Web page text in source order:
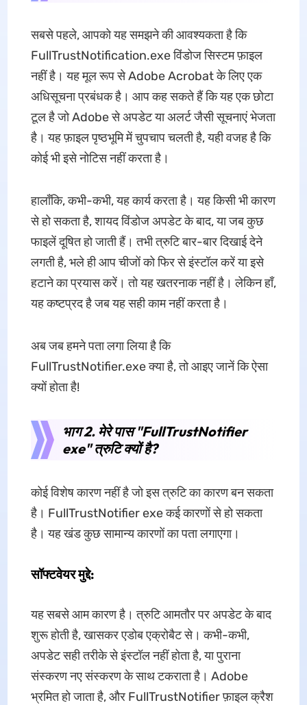
सबसे पहले, आपको यह समझने की आवश्यकता है कि
FullTrustNotification.exe विंडोज सिस्टम फ़ाइल
नहीं है। यह मूल रूप से Adobe Acrobat के लिए एक
अधिसूचना प्रबंधक है। आप कह सकते हैं कि यह एक छोटा
टूल है जो Adobe से अपडेट या अलर्ट जैसी सूचनाएं भेजता
है। यह फ़ाइल पृष्ठभूमि में चुपचाप चलती है, यही वजह है कि
कोई भी इसे नोटिस नहीं करता है।
हालाँकि, कभी-कभी, यह कार्य करता है। यह किसी भी कारण
से हो सकता है, शायद विंडोज अपडेट के बाद, या जब कुछ
फाइलें दूषित हो जाती हैं। तभी त्रुटि बार-बार दिखाई देने
लगती है, भले ही आप चीजों को फिर से इंस्टॉल करें या इसे
हटाने का प्रयास करें। तो यह खतरनाक नहीं है। लेकिन हाँ,
यह कष्टप्रद है जब यह सही काम नहीं करता है।
अब जब हमने पता लगा लिया है कि
FullTrustNotifier.exe क्या है, तो आइए जानें कि ऐसा
क्यों होता है!
भाग 2. मेरे पास "FullTrustNotifier
exe" त्रुटि क्यों है?
कोई विशेष कारण नहीं है जो इस त्रुटि का कारण बन सकता
है। FullTrustNotifier exe कई कारणों से हो सकता
है। यह खंड कुछ सामान्य कारणों का पता लगाएगा।
सॉफ्टवेयर मुद्दे:
यह सबसे आम कारण है। त्रुटि आमतौर पर अपडेट के बाद
शुरू होती है, खासकर एडोब एक्रोबैट से। कभी-कभी,
अपडेट सही तरीके से इंस्टॉल नहीं होता है, या पुराना
संस्करण नए संस्करण के साथ टकराता है। Adobe
भ्रमित हो जाता है, और FullTrustNotifier फ़ाइल क्रैश